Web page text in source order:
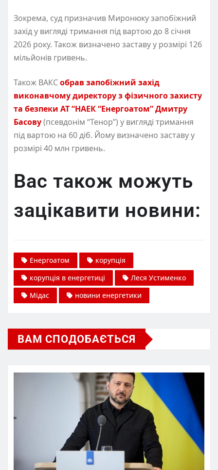
Зокрема, суд призначив Миронюку запобіжний
захід у вигляді тримання під вартою до 8 січня
2026 року. Також визначено заставу у розмірі 126
мільйонів гривень.
Також ВАКСобрав запобіжний захід
виконавчому директору з фізичного захисту
та безпеки АТ “НАЕК “Енергоатом” Дмитру
Басову(псевдонім “Тенор”) у вигляді тримання
під вартою на 60 діб. Йому визначено заставу у
розмірі 40 млн гривень.
Вас також можуть
зацікавити новини:
Енергоатом
корупція
корупція в енергетиці
Леся Устименко
Мідас
новини енергетики
ВАМ СПОДОБАЄТЬСЯ